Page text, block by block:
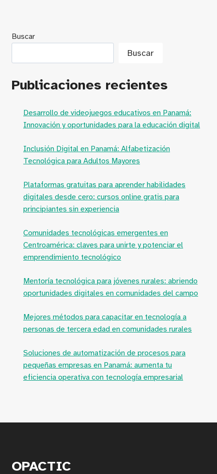
Buscar
Buscar
Publicaciones recientes
Desarrollo de videojuegos educativos en Panamá:
Innovación y oportunidades para la educación digital
Inclusión Digital en Panamá: Alfabetización
Tecnológica para Adultos Mayores
Plataformas gratuitas para aprender habilidades
digitales desde cero: cursos online gratis para
principiantes sin experiencia
Comunidades tecnológicas emergentes en
Centroamérica: claves para unirte y potenciar el
emprendimiento tecnológico
Mentoría tecnológica para jóvenes rurales: abriendo
oportunidades digitales en comunidades del campo
Mejores métodos para capacitar en tecnología a
personas de tercera edad en comunidades rurales
Soluciones de automatización de procesos para
pequeñas empresas en Panamá: aumenta tu
eficiencia operativa con tecnología empresarial
OPACTIC